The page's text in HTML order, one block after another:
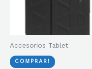
Accesorios Tablet
COMPRAR!